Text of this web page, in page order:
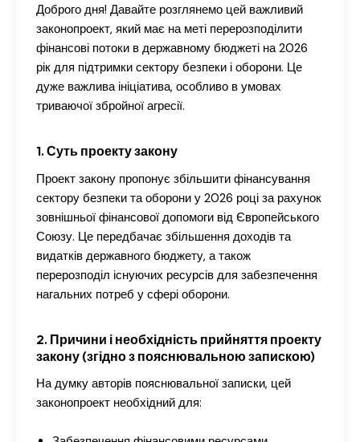
Доброго дня! Давайте розглянемо цей важливий
законопроект, який має на меті перерозподілити
фінансові потоки в державному бюджеті на 2026
рік для підтримки сектору безпеки і оборони. Це
дуже важлива ініціатива, особливо в умовах
триваючої збройної агресії.
1. Суть проекту закону
Проект закону пропонує збільшити фінансування
сектору безпеки та оборони у 2026 році за рахунок
зовнішньої фінансової допомоги від Європейського
Союзу. Це передбачає збільшення доходів та
видатків державного бюджету, а також
перерозподіл існуючих ресурсів для забезпечення
нагальних потреб у сфері оборони.
2. Причини і необхідність прийняття проекту
закону (згідно з пояснювальною запискою)
На думку авторів пояснювальної записки, цей
законопроект необхідний для: